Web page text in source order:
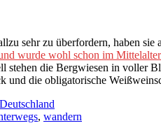
sehr zu überfordern, haben
wurde wohl schon im Mittelalter
stehen die Bergwiesen in voller
und die obligatorische
, wandern